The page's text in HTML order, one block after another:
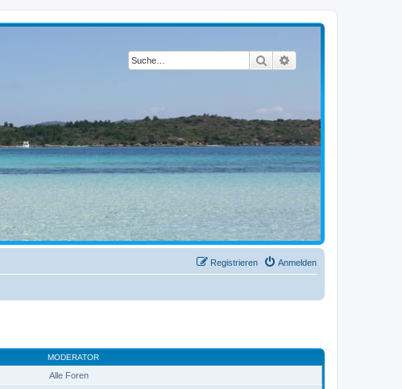
Suche
Anmelden
Registrieren
MODERATOR
Alle Foren